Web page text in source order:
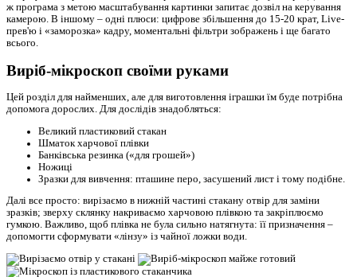
ж програма з метою масштабування картинки запитає дозвіл на керування
камерою. В іншому – одні плюси: цифрове збільшення до 15-20 крат, Live-
прев'ю і «заморозка» кадру, моментальні фільтри зображень і ще багато
всього.
Виріб-мікроскоп своїми руками
Цей розділ для найменших, але для виготовлення іграшки їм буде потрібна
допомога дорослих. Для дослідів знадобляться:
Великий пластиковий стакан
Шматок харчової плівки
Банківська резинка («для грошей»)
Ножиці
Зразки для вивчення: пташине перо, засушений лист і тому подібне.
Далі все просто: вирізаємо в нижній частині стакану отвір для заміни
зразків; зверху склянку накриваємо харчовою плівкою та закріплюємо
гумкою. Важливо, щоб плівка не була сильно натягнута: її призначення –
допомогти сформувати «лінзу» із чайної ложки води.